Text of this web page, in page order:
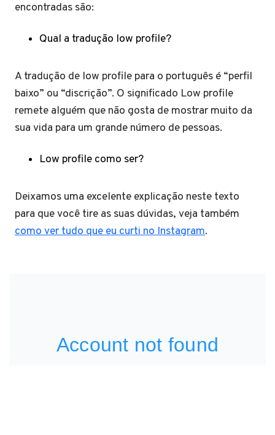
encontradas são:
Qual a tradução low profile?
A tradução de low profile para o português é “perfil
baixo” ou “discrição”. O significado Low profile
remete alguém que não gosta de mostrar muito da
sua vida para um grande número de pessoas.
Low profile como ser?
Deixamos uma excelente explicação neste texto
para que você tire as suas dúvidas, veja também
como ver tudo que eu curti no Instagram.